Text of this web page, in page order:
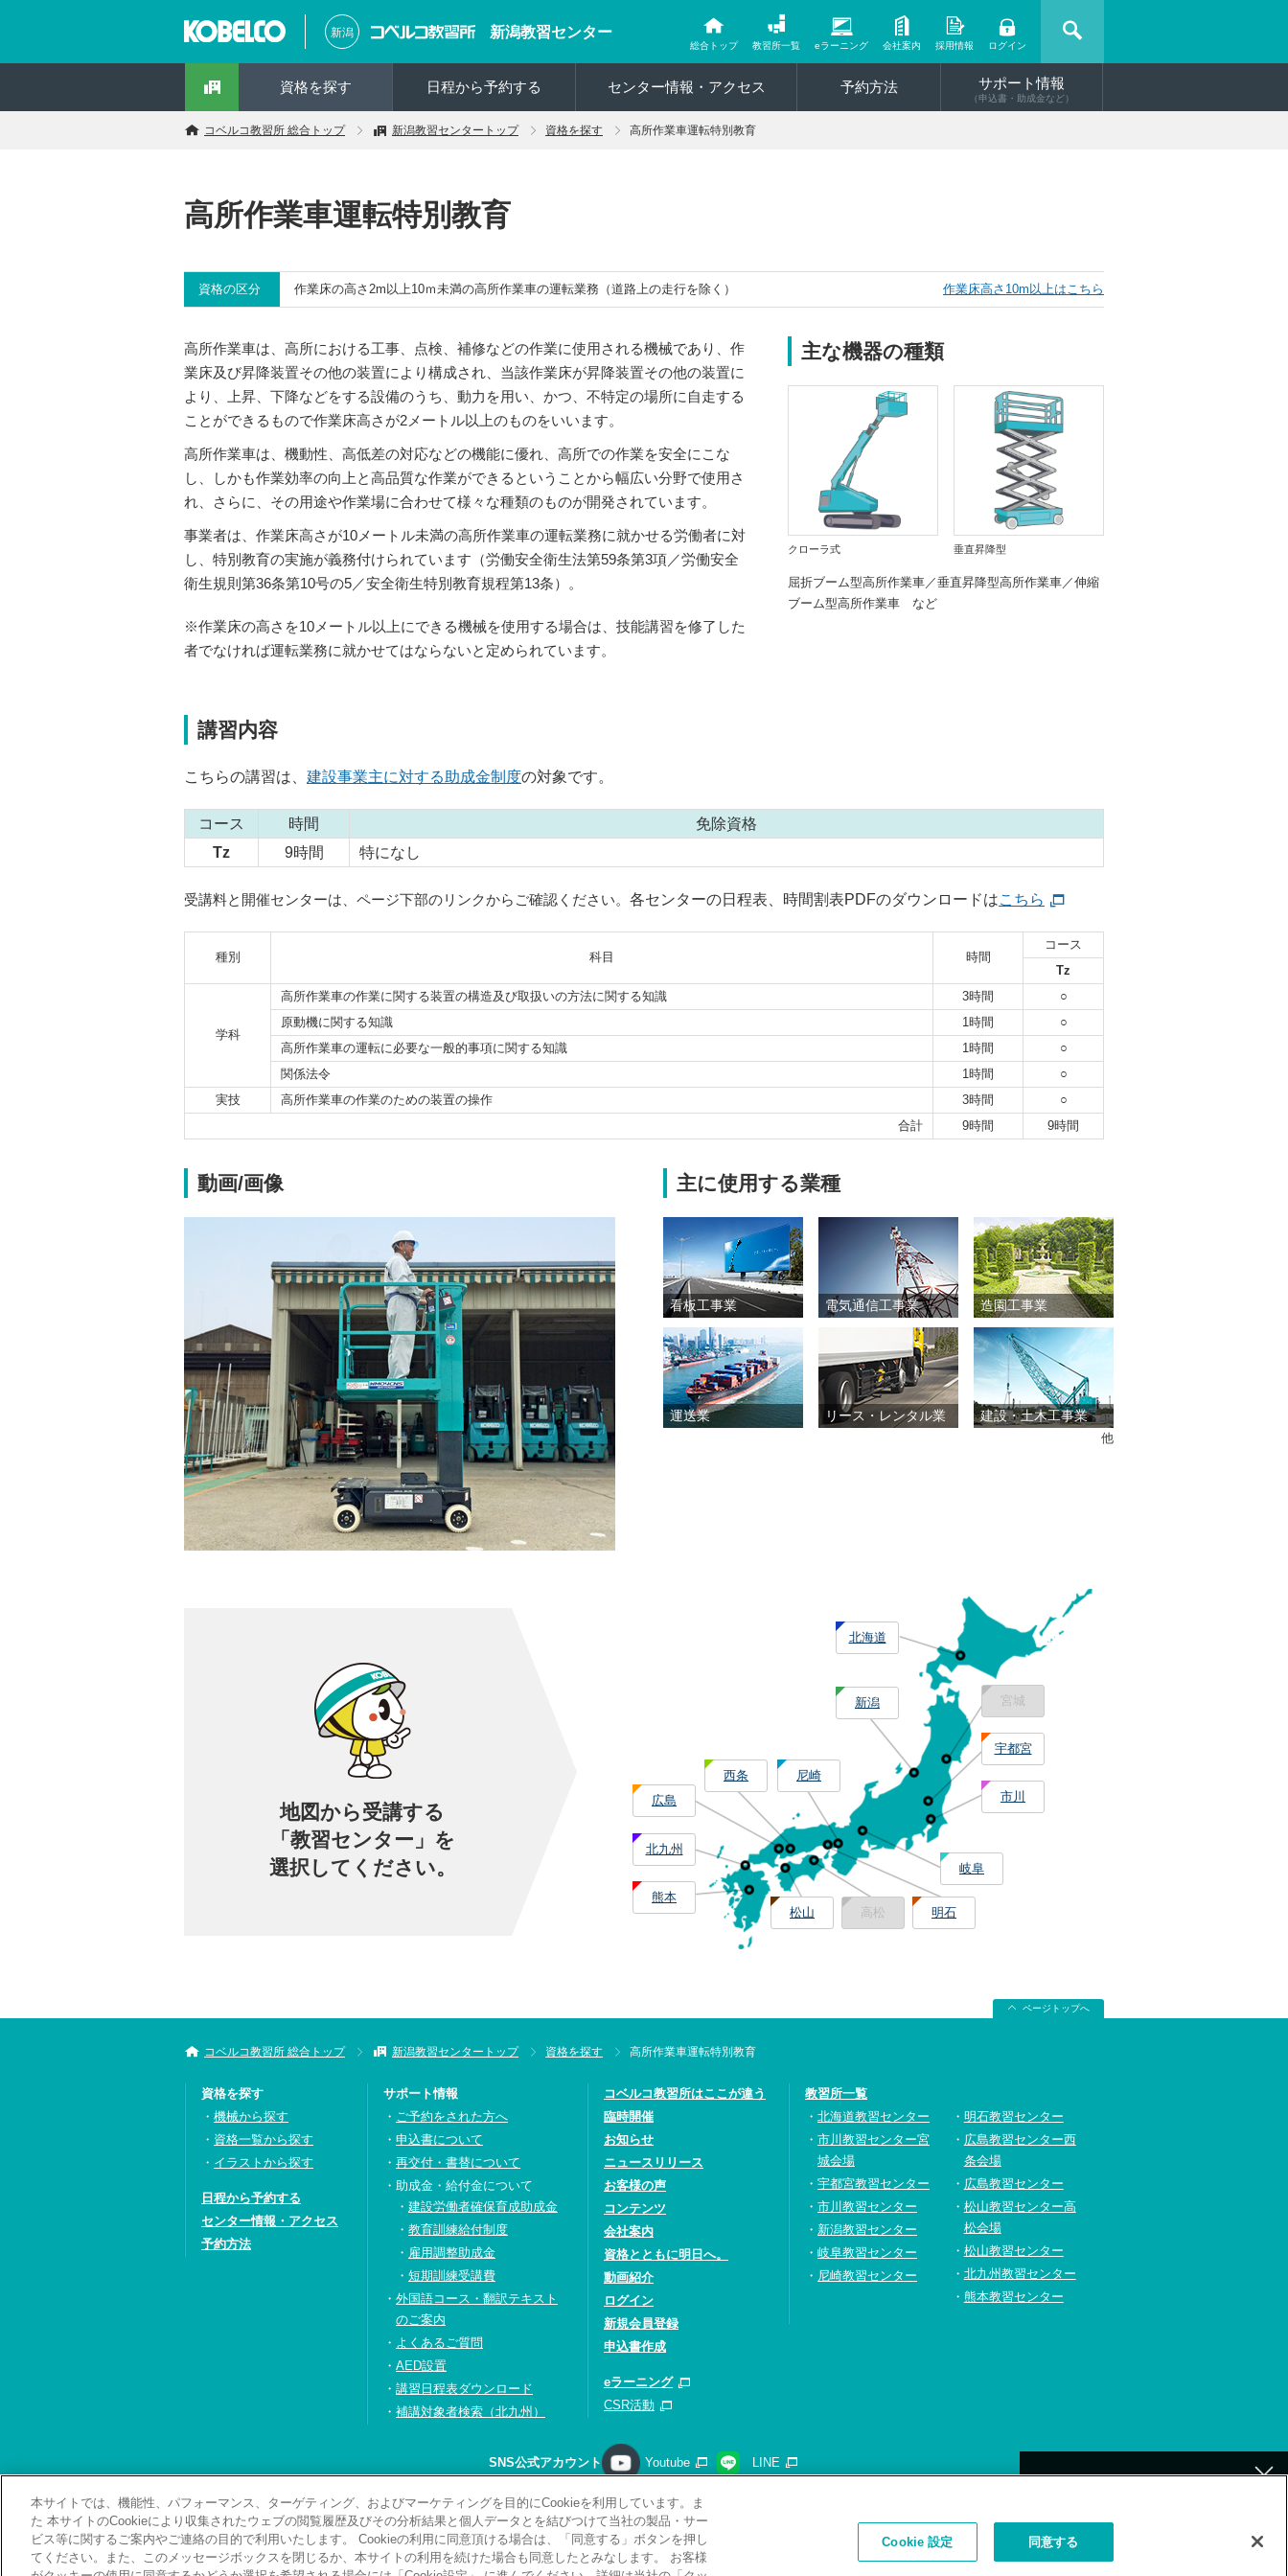
新潟 新潟教習センター
総合トップ 教習所一覧 eラーニング 会社案内 採用情報 ログイン
資格を探す 日程から予約する センター情報・アクセス 予約方法 サポート情報
（申込書・助成金など）
コベルコ教習所 総合トップ 新潟教習センタートップ 資格を探す 高所作業車運転特別教育
高所作業車運転特別教育
資格の区分 作業床の高さ2m以上10ｍ未満の高所作業車の運転業務（道路上の走行を除く） 作業床高さ10m以上はこちら
高所作業車は、高所における工事、点検、補修などの作業に使用される機械であり、作
業床及び昇降装置その他の装置により構成され、当該作業床が昇降装置その他の装置に
より、上昇、下降などをする設備のうち、動力を用い、かつ、不特定の場所に自走する
ことができるもので作業床高さが2メートル以上のものをいいます。
高所作業車は、機動性、高低差の対応などの機能に優れ、高所での作業を安全にこな
し、しかも作業効率の向上と高品質な作業ができるということから幅広い分野で使用さ
れ、さらに、その用途や作業場に合わせて様々な種類のものが開発されています。
事業者は、作業床高さが10メートル未満の高所作業車の運転業務に就かせる労働者に対
し、特別教育の実施が義務付けられています（労働安全衛生法第59条第3項／労働安全
衛生規則第36条第10号の5／安全衛生特別教育規程第13条）。
※作業床の高さを10メートル以上にできる機械を使用する場合は、技能講習を修了した
者でなければ運転業務に就かせてはならないと定められています。
主な機器の種類
クローラ式 垂直昇降型
屈折ブーム型高所作業車／垂直昇降型高所作業車／伸縮
ブーム型高所作業車 など
講習内容
こちらの講習は、 建設事業主に対する助成金制度の対象です。
コース 時間
免除資格
Tz
9時間 特になし
受講料と開催センターは、ページ下部のリンクからご確認ください。 各センターの日程表、時間割表PDFのダウンロードはこちら
種別 科目 時間
コース
Tz
学科
高所作業車の作業に関する装置の構造及び取扱いの方法に関する知識 3時間
○
原動機に関する知識
1時間
○
高所作業車の運転に必要な一般的事項に関する知識
1時間
○
関係法令
1時間
○
実技
高所作業車の作業のための装置の操作 3時間
○
合計
9時間 9時間
動画/画像 主に使用する業種
看板工事業 電気通信工事業 造園工事業
運送業 リース・レンタル業 建設・土木工事業
他
地図から受講する
「教習センター」を
選択してください。
北海道
宮城
宇都宮
市川
新潟
岐阜
尼崎
明石
西条
広島
高松
松山
北九州
熊本
ページトップへ
コベルコ教習所 総合トップ 新潟教習センタートップ 資格を探す 高所作業車運転特別教育
資格を探す
機械から探す
資格一覧から探す
イラストから探す
日程から予約する
センター情報・アクセス
予約方法
サポート情報
ご予約をされた方へ
申込書について
再交付・書替について
助成金・給付金について
建設労働者確保育成助成金
教育訓練給付制度
雇用調整助成金
短期訓練受講費
外国語コース・翻訳テキスト
のご案内
よくあるご質問
AED設置
講習日程表ダウンロード
補講対象者検索（北九州）
コベルコ教習所はここが違う
臨時開催
お知らせ
ニュースリリース
お客様の声
コンテンツ
会社案内
資格とともに明日へ。
動画紹介
ログイン
新規会員登録
申込書作成
eラーニング
CSR活動
教習所一覧
北海道教習センター
市川教習センター宮
城会場
宇都宮教習センター
市川教習センター
新潟教習センター
岐阜教習センター
尼崎教習センター
明石教習センター
広島教習センター西
条会場
広島教習センター
松山教習センター高
松会場
松山教習センター
北九州教習センター
熊本教習センター
SNS公式アカウント Youtube LINE
お問い合わせ・資料請求 プライバシーポリシー ソーシャルメディアポリシー
サイトマップ
関連リンク
Copyright(C) 2026 Kobelco Training Services Co,.Ltd.
補講が必要なお客様へ
本サイトでは、機能性、パフォーマンス、ターゲティング、およびマーケティングを目的にCookieを利用しています。ま
た 本サイトのCookieにより収集されたウェブの閲覧履歴及びその分析結果と個人データとを結びつけて当社の製品・サー
ビス等に関するご案内やご連絡の目的で利用いたします。 Cookieの利用に同意頂ける場合は、「同意する」ボタンを押し
てください。また、このメッセージボックスを閉じるか、本サイトの利用を続けた場合も同意したとみなします。 お客様
Cookie 設定 同意する